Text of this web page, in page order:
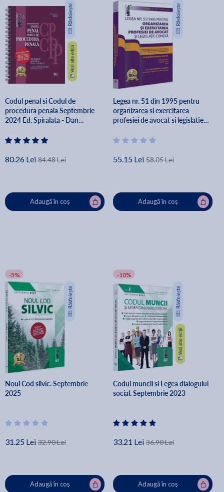
Codul penal si Codul de
procedura penala Septembrie
2024 Ed. Spiralata - Dan
80.26 Lei 84.48 Lei
Adaugă în coș
Legea nr. 51 din 1995 pentru
organizarea si exercitarea
profesiei de avocat si legislatie
55.15 Lei 58.05 Lei
Adaugă în coș
-5%
Noul Cod silvic. Septembrie
2025
31.25 Lei 32.90 Lei
Adaugă în coș
-10%
Codul muncii si Legea dialogului
social. Septembrie 2023
33.21 Lei 36.90 Lei
Adaugă în coș